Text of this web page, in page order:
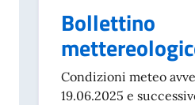
Bollettino
Condizioni meteo
19.06.2025 e